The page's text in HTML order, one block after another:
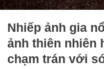
Nhiếp ảnh gia
ảnh thiên nhiên
chạm trán với